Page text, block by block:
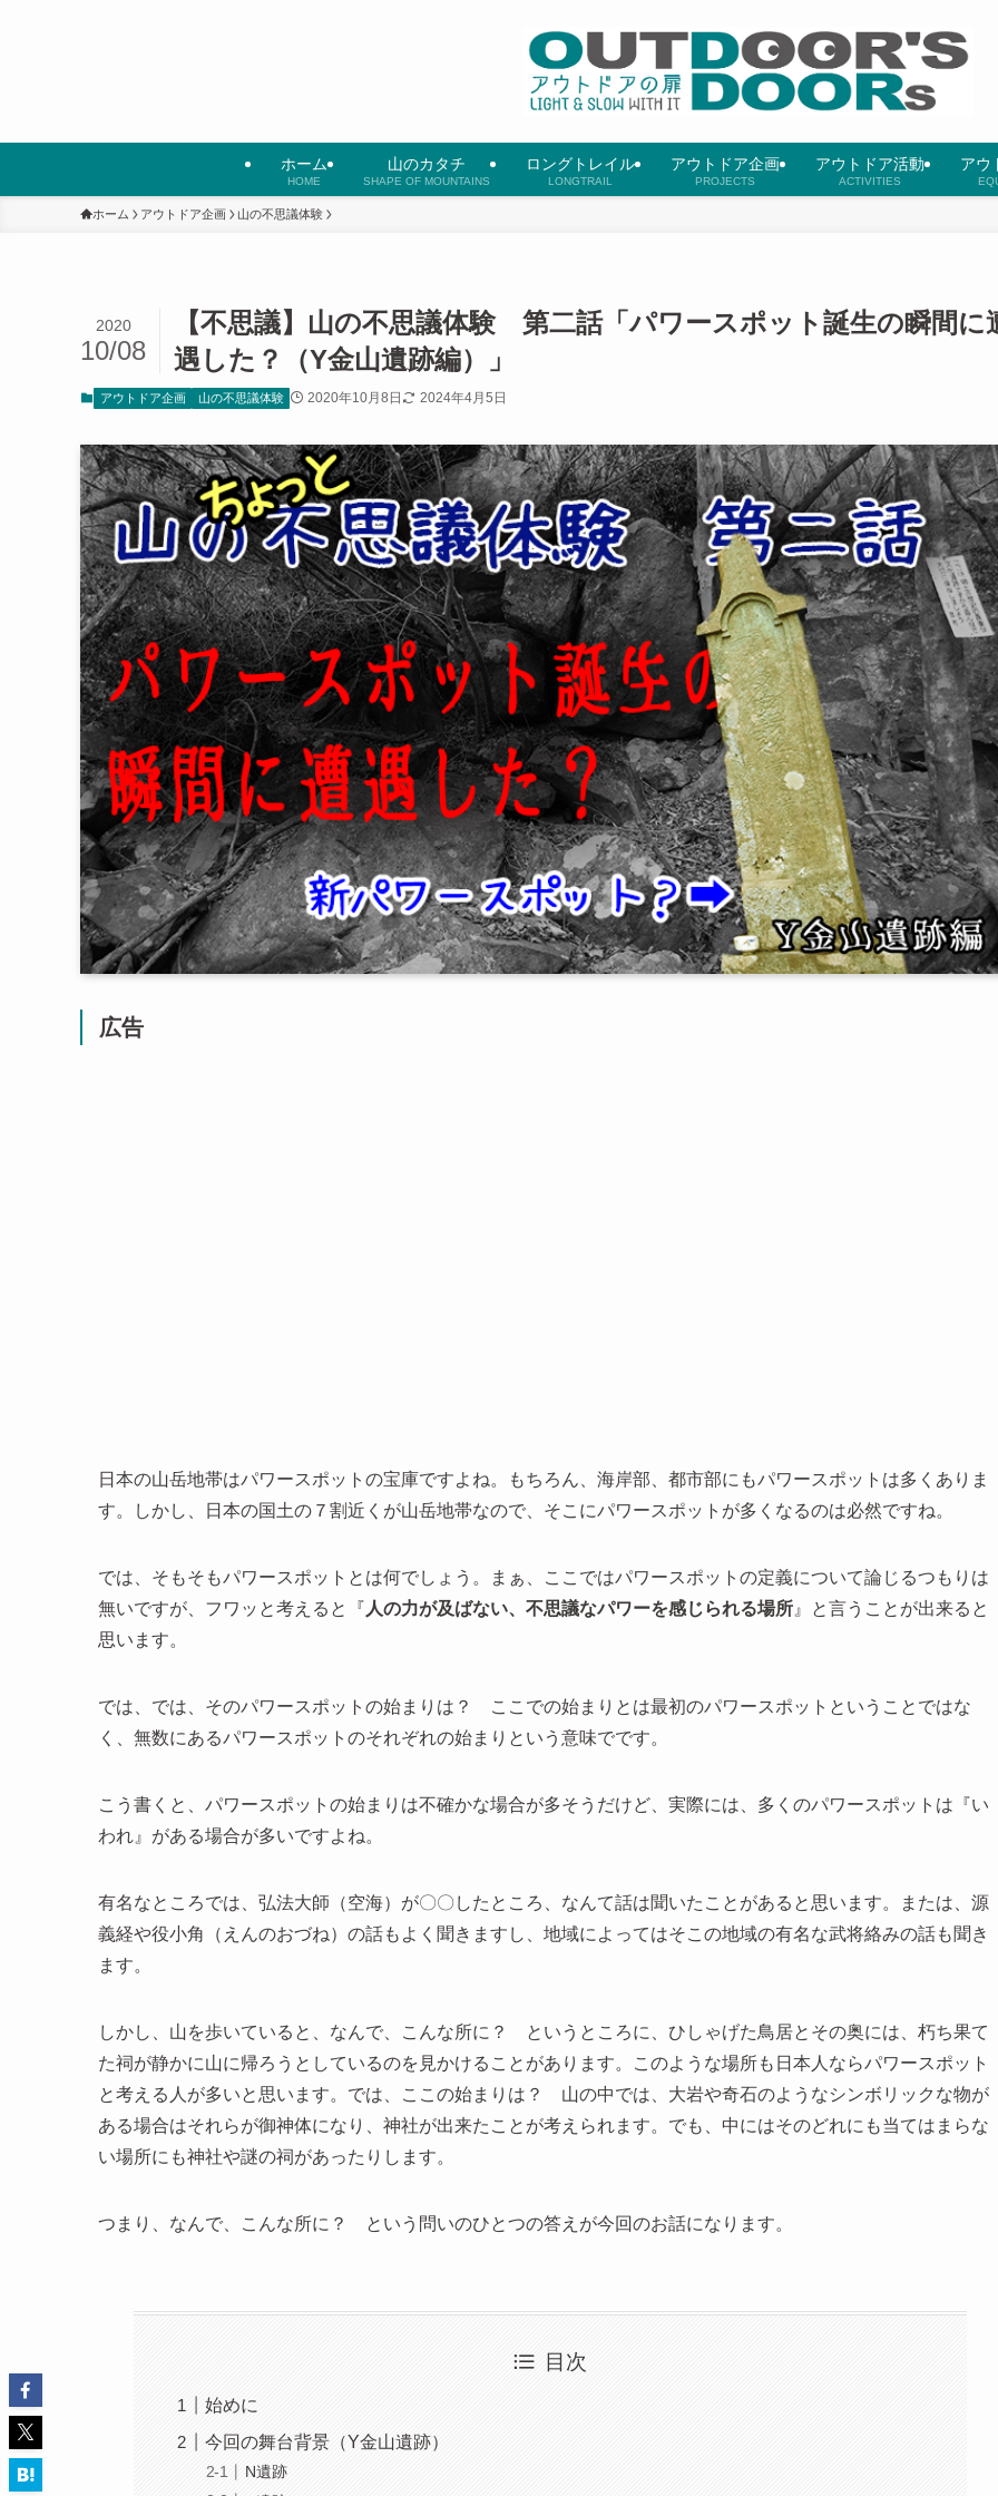
ホーム
HOME
山のカタチ
SHAPE OF MOUNTAINS
ロングトレイル
LONGTRAIL
アウトドア企画
PROJECTS
アウトドア活動
ACTIVITIES
アウ
ホーム アウトドア企画 山の不思議体験
【不思議】山の不思議体験 第二話「パワースポット誕生の瞬間に
遇した？（Y金山遺跡編）」
2020
10/08
アウトドア企画 山の不思議体験 2020年10月8日 2024年4月5日
広告
日本の山岳地帯はパワースポットの宝庫ですよね。もちろん、海岸部、都市部にもパワースポットは多くありま
す。しかし、日本の国土の７割近くが山岳地帯なので、そこにパワースポットが多くなるのは必然ですね。
では、そもそもパワースポットとは何でしょう。まぁ、ここではパワースポットの定義について論じるつもりは
無いですが、フワッと考えると『 人の力が及ばない、不思議なパワーを感じられる場所 』と言うことが出来ると
思います。
では、では、そのパワースポットの始まりは？ ここでの始まりとは最初のパワースポットということではな
く、無数にあるパワースポットのそれぞれの始まりという意味でです。
こう書くと、パワースポットの始まりは不確かな場合が多そうだけど、実際には、多くのパワースポットは『い
われ』がある場合が多いですよね。
有名なところでは、弘法大師（空海）が〇〇したところ、なんて話は聞いたことがあると思います。または、源
義経や役小角（えんのおづね）の話もよく聞きますし、地域によってはそこの地域の有名な武将絡みの話も聞き
ます。
しかし、山を歩いていると、なんで、こんな所に？ というところに、ひしゃげた鳥居とその奥には、朽ち果て
た祠が静かに山に帰ろうとしているのを見かけることがあります。このような場所も日本人ならパワースポット
と考える人が多いと思います。では、ここの始まりは？ 山の中では、大岩や奇石のようなシンボリックな物が
ある場合はそれらが御神体になり、神社が出来たことが考えられます。でも、中にはそのどれにも当てはまらな
い場所にも神社や謎の祠があったりします。
つまり、なんで、こんな所に？ という問いのひとつの答えが今回のお話になります。
目次
始めに
今回の舞台背景（Y金山遺跡）
N遺跡